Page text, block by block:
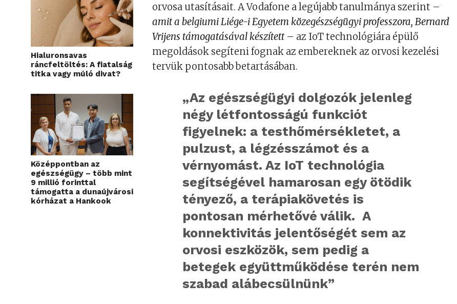
Hialuronsavas
ráncfeltöltés: A fiatalság
titka vagy múló divat?
Középpontban az
egészségügy – több mint
9 millió forinttal
támogatta a dunaújvárosi
kórházat a Hankook
orvosa utasításait. A Vodafone a legújabb tanulmánya szerint –
amit a belgiumi Liége-i Egyetem közegészségügyi professzora, Bernard
Vrijens támogatásával készített – az IoT technológiára épülő
megoldások segíteni fognak az embereknek az orvosi kezelési
tervük pontosabb betartásában.
„Az egészségügyi dolgozók jelenleg
négy létfontosságú funkciót
figyelnek: a testhőmérsékletet, a
pulzust, a légzésszámot és a
vérnyomást. Az IoT technológia
segítségével hamarosan egy ötödik
tényező, a terápiakövetés is
pontosan mérhetővé válik. A
konnektivitás jelentőségét sem az
orvosi eszközök, sem pedig a
betegek együttműködése terén nem
szabad alábecsülnünk”